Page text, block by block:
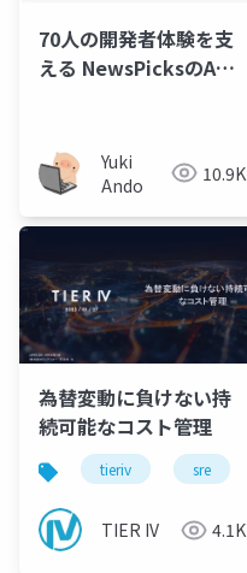
70人の開発者体験を支
える NewsPicksのAWS
Yuki
Ando
10.9K
為替変動に負けない持
続可能なコスト管理
tieriv sre
TIER IV 4.1K